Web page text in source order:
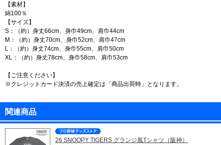
【素材】
綿100％
【サイズ】
S：（約）身丈66cm、身巾49cm、肩巾44cm
M：（約）身丈70cm、身巾52cm、肩巾47cm
L：（約）身丈74cm、身巾55cm、肩巾50cm
XL：（約）身丈78cm、身巾58cm、肩巾53cm
【ご注意ください】
※クレジットカード決済の売上確定は「商品出荷時」となります。
関連商品
26 SNOOPY TIGERS グランジ風Tシャツ（阪神）